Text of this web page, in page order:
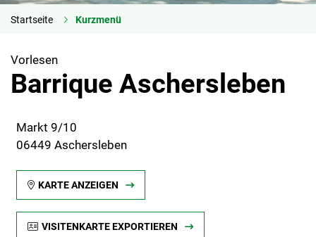
Startseite Kurzmenü
Vorlesen
Barrique Aschersleben
Markt 9/10
06449 Aschersleben
KARTE ANZEIGEN
VISITENKARTE EXPORTIEREN